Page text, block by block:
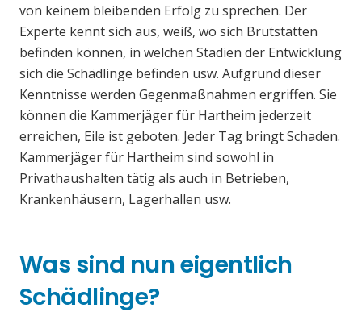
von keinem bleibenden Erfolg zu sprechen. Der
Experte kennt sich aus, weiß, wo sich Brutstätten
befinden können, in welchen Stadien der Entwicklung
sich die Schädlinge befinden usw. Aufgrund dieser
Kenntnisse werden Gegenmaßnahmen ergriffen. Sie
können die Kammerjäger für Hartheim jederzeit
erreichen, Eile ist geboten. Jeder Tag bringt Schaden.
Kammerjäger für Hartheim sind sowohl in
Privathaushalten tätig als auch in Betrieben,
Krankenhäusern, Lagerhallen usw.
Was sind nun eigentlich
Schädlinge?